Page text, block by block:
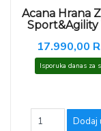
Acana Hrana
Sport&Agility
17.990,00
Isporuka danas za
Dodaj